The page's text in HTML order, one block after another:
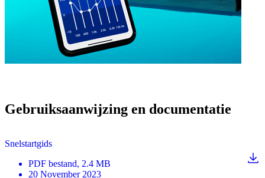
Gebruiksaanwijzing en documentatie
Snelstartgids
PDF bestand, 2.4 MB
20 November 2023